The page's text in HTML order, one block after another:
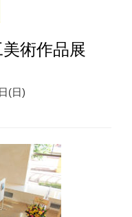
術作品展
(日)